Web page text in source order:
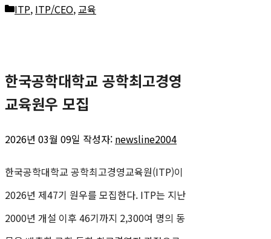
카
리
ITP, ITP/CEO,교육
한국공학대학교 공학최고경영
교육원우 모집
2026년 03월 09일 작성자: newsline2004
한국공학대학교 공학최고경영교육원(ITP)이
2026년 제47기 원우를 모집한다. ITP는 지난
2000년 개설 이후 46기까지 2,300여 명의 동